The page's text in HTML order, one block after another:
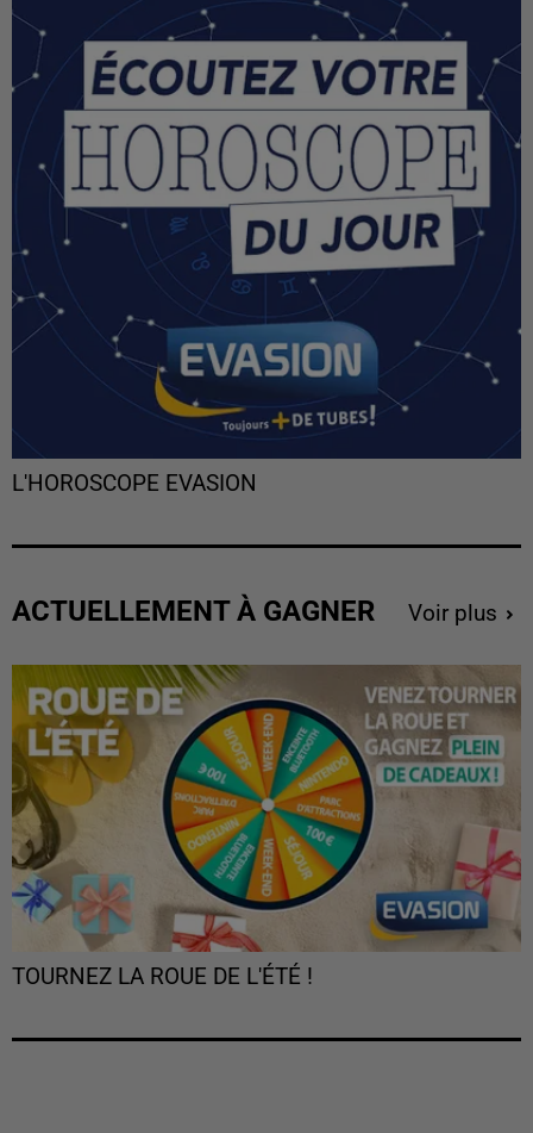
L'HOROSCOPE EVASION
ACTUELLEMENT À GAGNER Voir plus
TOURNEZ LA ROUE DE L'ÉTÉ !